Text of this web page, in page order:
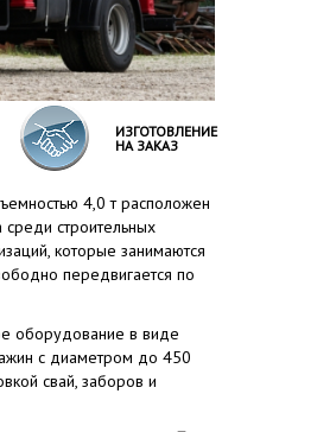
ИЗГОТОВЛЕНИЕ
НА ЗАКАЗ
4,0 т расположен
строительных
которые занимаются
передвигается по
оборудование в виде
с диаметром до 450
свай, заборов и